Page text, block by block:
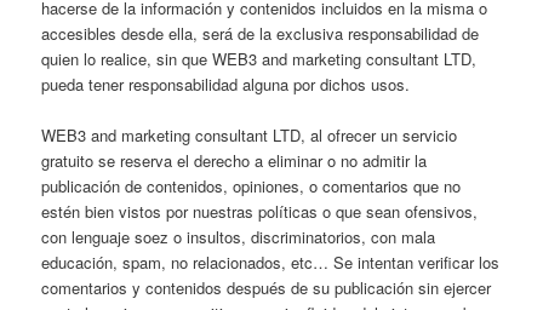
hacerse de la información y contenidos incluidos en la misma o
accesibles desde ella, será de la exclusiva responsabilidad de
quien lo realice, sin que WEB3 and marketing consultant LTD,
pueda tener responsabilidad alguna por dichos usos.
WEB3 and marketing consultant LTD, al ofrecer un servicio
gratuito se reserva el derecho a eliminar o no admitir la
publicación de contenidos, opiniones, o comentarios que no
estén bien vistos por nuestras políticas o que sean ofensivos,
con lenguaje soez o insultos, discriminatorios, con mala
educación, spam, no relacionados, etc… Se intentan verificar los
comentarios y contenidos después de su publicación sin ejercer